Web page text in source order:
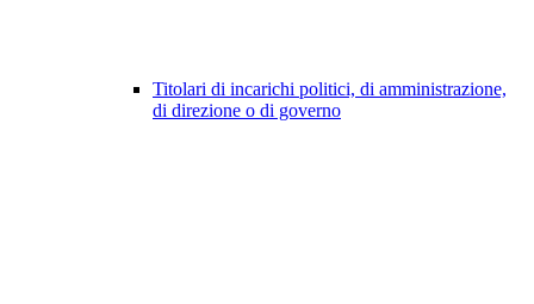
Titolari di incarichi politici, di amministrazione,
di direzione o di governo